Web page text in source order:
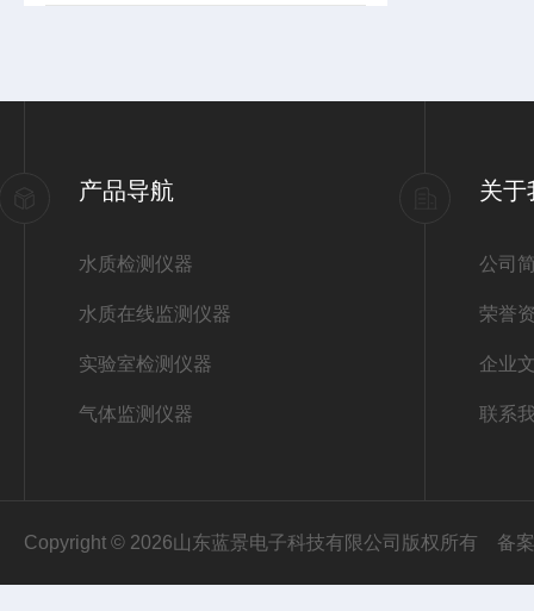
产品导航
水质检测仪器
水质在线监测仪器
实验室检测仪器
气体监测仪器
关于
公司
荣誉
企业
联系
Copyright © 2026山东蓝景电子科技有限公司版权所有 备